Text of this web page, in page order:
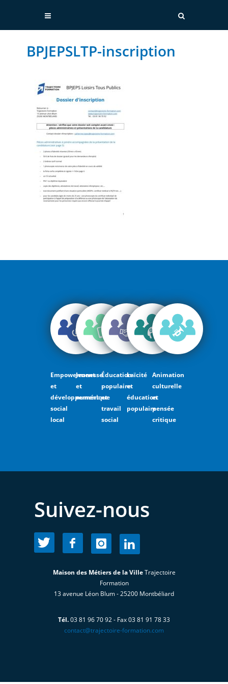
BPJEPSLTP-inscription
Empowerment
et
développement
social
local
Jeunesse
et
numérique
Éducation
populaire
et
travail
social
Laïcité
et
éducation
populaire
Animation
culturelle
et
pensée
critique
Suivez-nous
Maison des Métiers de la VilleTrajectoire
Formation
13 avenue Léon Blum - 25200 Montbéliard
Tél.03 81 96 70 92 - Fax 03 81 91 78 33
contact@trajectoire-formation.com